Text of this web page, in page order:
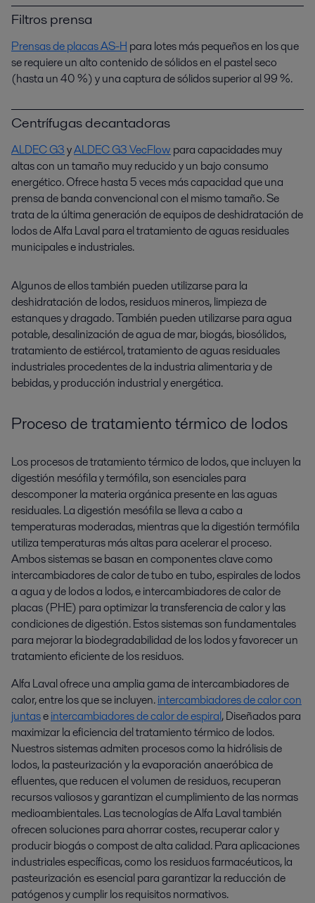
Filtros prensa
Prensas de placas AS-H para lotes más pequeños en los que
se requiere un alto contenido de sólidos en el pastel seco
(hasta un 40 %) y una captura de sólidos superior al 99 %.
Centrífugas decantadoras
ALDEC G3yALDEC G3 VecFlow para capacidades muy
altas con un tamaño muy reducido y un bajo consumo
energético. Ofrece hasta 5 veces más capacidad que una
prensa de banda convencional con el mismo tamaño. Se
trata de la última generación de equipos de deshidratación de
lodos de Alfa Laval para el tratamiento de aguas residuales
municipales e industriales.
Algunos de ellos también pueden utilizarse para la
deshidratación de lodos, residuos mineros, limpieza de
estanques y dragado. También pueden utilizarse para agua
potable, desalinización de agua de mar, biogás, biosólidos,
tratamiento de estiércol, tratamiento de aguas residuales
industriales procedentes de la industria alimentaria y de
bebidas, y producción industrial y energética.
Proceso de tratamiento térmico de lodos
Los procesos de tratamiento térmico de lodos, que incluyen la
digestión mesófila y termófila, son esenciales para
descomponer la materia orgánica presente en las aguas
residuales. La digestión mesófila se lleva a cabo a
temperaturas moderadas, mientras que la digestión termófila
utiliza temperaturas más altas para acelerar el proceso.
Ambos sistemas se basan en componentes clave como
intercambiadores de calor de tubo en tubo, espirales de lodos
a agua y de lodos a lodos, e intercambiadores de calor de
placas (PHE) para optimizar la transferencia de calor y las
condiciones de digestión. Estos sistemas son fundamentales
para mejorar la biodegradabilidad de los lodos y favorecer un
tratamiento eficiente de los residuos.
Alfa Laval ofrece una amplia gama de intercambiadores de
calor, entre los que se incluyen.intercambiadores de calor con
juntaseintercambiadores de calor de espiral, Diseñados para
maximizar la eficiencia del tratamiento térmico de lodos.
Nuestros sistemas admiten procesos como la hidrólisis de
lodos, la pasteurización y la evaporación anaeróbica de
efluentes, que reducen el volumen de residuos, recuperan
recursos valiosos y garantizan el cumplimiento de las normas
medioambientales. Las tecnologías de Alfa Laval también
ofrecen soluciones para ahorrar costes, recuperar calor y
producir biogás o compost de alta calidad. Para aplicaciones
industriales específicas, como los residuos farmacéuticos, la
pasteurización es esencial para garantizar la reducción de
patógenos y cumplir los requisitos normativos.